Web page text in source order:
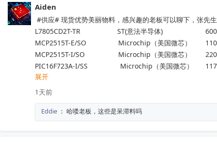
Aiden
#供应# 现货优势美丽物料，感兴趣的老板可以聊下，张先
L7805CD2T-TR                   ST(意法半导体)
MCP2515T-E/SO	           Microchip（美国微芯）
MCP2515T-I/SO	           Microchip（美国微芯）
PIC16F723A-I/SS 	            Microchip（美国微芯）
ADP32F034QP64S   	    进芯
NM1200LBAE	                   NUVOTON（新唐科技）
LTC6433AIUF-15#PBF	   ADI(亚德诺)
TP2124-SR	                   3PEAK（思瑞浦）
ATA663254-GBQW	           Microchip（美国微芯）
展开
1天前
Eddie ： 哈喽老板，这些是呆滞料吗